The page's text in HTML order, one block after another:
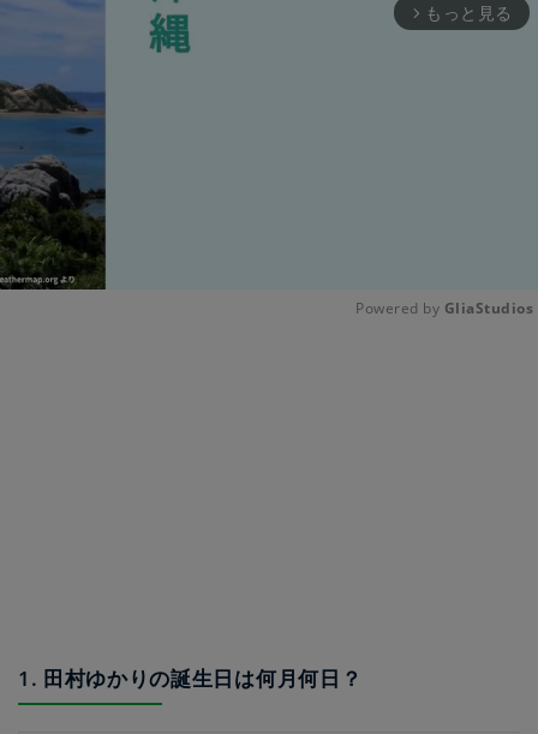
arrow_forward_ios もっと見る
Powered by GliaStudios
1. 田村ゆかりの誕生日は何月何日？